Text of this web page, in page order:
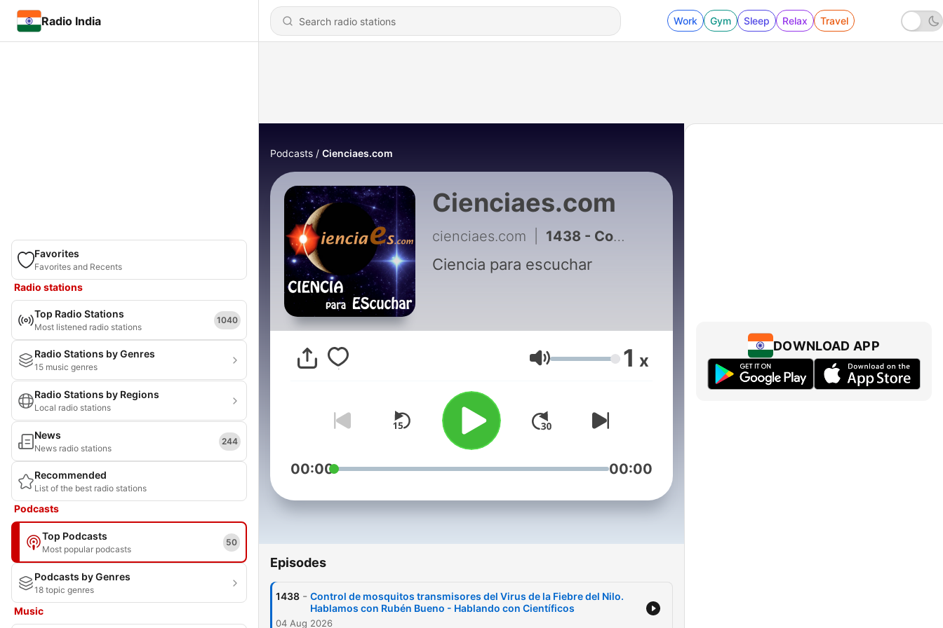
Radio India Work Gym Sleep Relax Travel
Favorites
Favorites and Recents
Radio stations
Top Radio Stations
Most listened radio stations
1040
Radio Stations by Genres
15 music genres
Radio Stations by Regions
Local radio stations
News
News radio stations
244
Recommended
List of the best radio stations
Podcasts
Top Podcasts
Most popular podcasts
50
Podcasts by Genres
18 topic genres
Music
Podcasts Cienciaes.com
Cienciaes.com
cienciaes.com 1438 - Control de mosquitos transmisores del Virus de la Fiebre del Nilo. Hablamos con Rubén Bueno - Hablando con Científicos
Ciencia para escuchar
Volume 1 x
00:00 00:00
Episodes
1438 - Control de mosquitos transmisores del Virus de la Fiebre del Nilo.
Hablamos con Rubén Bueno - Hablando con Científicos
04 Aug 2026
DOWNLOAD APP